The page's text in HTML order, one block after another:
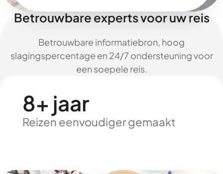
Betrouwbare experts voor uw reis
Betrouwbare informatiebron, hoog
slagingspercentage en 24/7 ondersteuning voor
een soepele reis.
8+ jaar
Reizen eenvoudiger gemaakt